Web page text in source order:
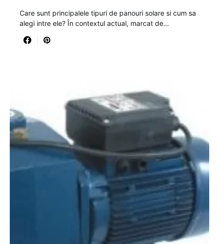
Care sunt principalele tipuri de panouri solare si cum sa
alegi intre ele? În contextul actual, marcat de…